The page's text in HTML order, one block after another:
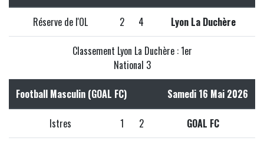
Réserve de l'OL 2 4 Lyon La Duchère
Classement Lyon La Duchère : 1er
National 3
Football Masculin (GOAL FC) Samedi 16 Mai 2026
Istres 1 2 GOAL FC